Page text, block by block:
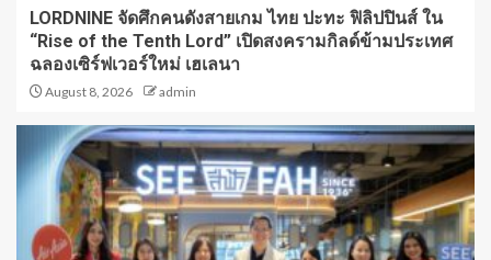
LORDNINE จัดศึกคนดังสายเกม ไทย ปะทะ ฟิลิปปินส์ ใน
“Rise of the Tenth Lord” เปิดสงครามกิลด์ข้ามประเทศ
ฉลองเซิร์ฟเวอร์ใหม่ เฮเลนา
August 8, 2026 admin